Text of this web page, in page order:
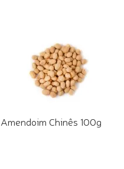
Amendoim Chinês 100g